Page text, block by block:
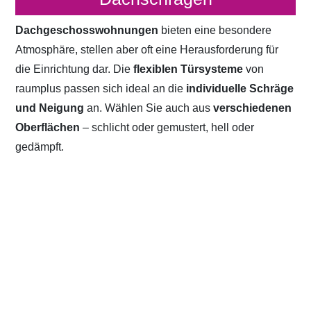
Dachgeschosswohnungen bieten eine besondere
Atmosphäre, stellen aber oft eine Herausforderung für
die Einrichtung dar. Dieflexiblen Türsystemevon
raumplus passen sich ideal an die individuelle Schräge
und Neigung an. Wählen Sie auch ausverschiedenen
Oberflächen – schlicht oder gemustert, hell oder
gedämpft.